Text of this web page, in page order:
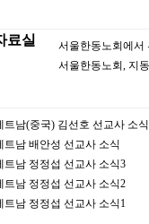
료실
트남(중국) 김선호 선교사 소식
트남 배안성 선교사 소식
트남 정정섭 선교사 소식3
트남 정정섭 선교사 소식2
트남 정정섭 선교사 소식1